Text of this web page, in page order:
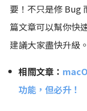
要！不只是修 Bug
篇文章可以幫你快
建議大家盡快升級。
相關文章：
功能，但必升！